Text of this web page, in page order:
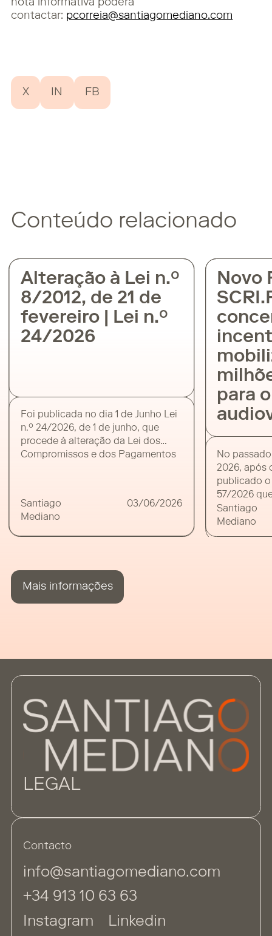
nota informativa poderá
contactar: pcorreia@santiagomediano.com
X IN FB
Conteúdo relacionado
Alteração à Lei n.º
8/2012, de 21 de
fevereiro | Lei n.º
24/2026
Foi publicada no dia 1 de Junho Lei
n.º 24/2026, de 1 de junho, que
procede à alteração da Lei dos
Compromissos e dos Pagamentos
“pagamentos em atraso” em
conformidade com os prazos de 30
ou 60 dias estipulados no […]
Santiago
Mediano
03/06/2026
Novo
para
No passado
2026, após
publicado o
57/2026
Audiovisual
o qual
Santiago
Mediano
Mais informações
Contacto
info@santiagomediano.com
+34 913 10 63 63
Instagram
Linkedin
LEGAL